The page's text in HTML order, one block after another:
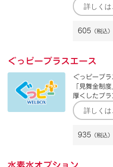
詳しくは
605 （税込）
ぐっピープラスエース
ぐっピープ
「見舞金制
厚くしたプラ
詳しくは
935 （税込）
水素水オプション